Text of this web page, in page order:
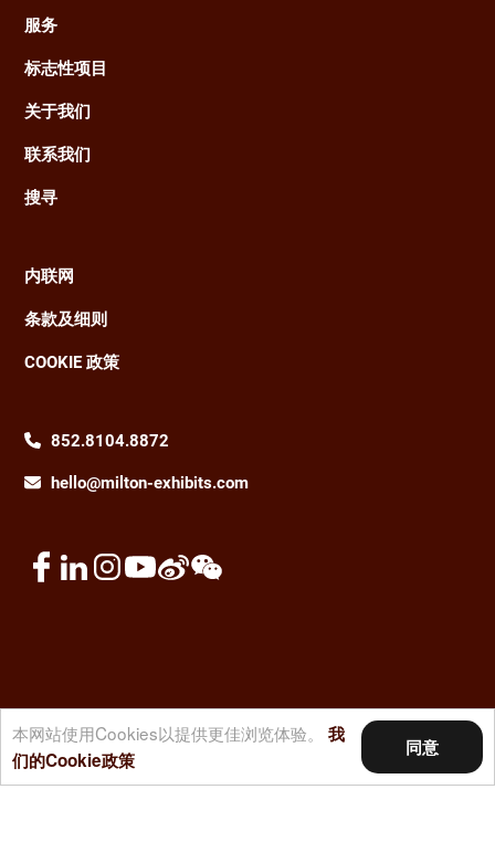
同意
本网站使用Cookies以提供更佳浏览体验。 我
们的Cookie政策
Main
navigation
服务
标志性项目
关于我们
联系我们
搜寻
Footer
内联网
条款及细则
COOKIE 政策
852.8104.8872
hello@milton-exhibits.com
© 2026 名唐展览集团。版权所有。